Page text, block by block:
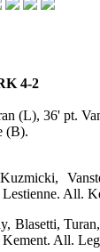
4-2
(L), 36' pt.
(B).
All.
Blasetti,
All.